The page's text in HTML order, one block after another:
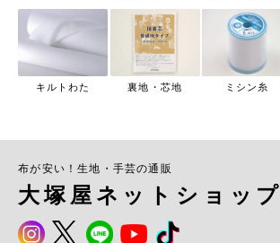
キルトわた 裏地・芯地 ミシン糸
布が安い！生地・手芸の通販
大塚屋ネットショップ